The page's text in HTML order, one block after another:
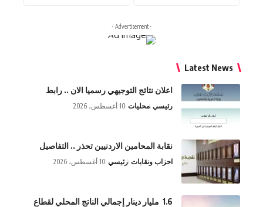
Latest
اعلان نتائج التوجيهي رسميا الان .. رابط
محليات 10 أغسطس، 2026
نقابة المحامين الاردنيين تحذر .. التفاصيل
احزاب ونقابات رئيسي 10 أغسطس، 2026
1.6 مليار دينار إجمالي الناتج المحلي لقطاع